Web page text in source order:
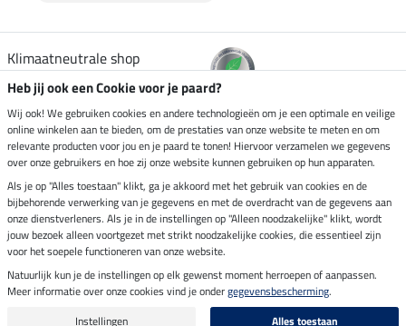
Klimaatneutrale shop
Verzending per
Veilig betalen met
Impressum
Laatste update op 08.08.2026 om 14:33 uur
Alle prijzen in euro's, incl. BTW, excl. verzendkosten.
Heb jij ook een Cookie voor je paard?
Wij ook! We gebruiken cookies en andere technologieën om je een optimale en veilige
online winkelen aan te bieden, om de prestaties van onze website te meten en om
relevante producten voor jou en je paard te tonen! Hiervoor verzamelen we gegevens
over onze gebruikers en hoe zij onze website kunnen gebruiken op hun apparaten.
Als je op "Alles toestaan" klikt, ga je akkoord met het gebruik van cookies en de
bijbehorende verwerking van je gegevens en met de overdracht van de gegevens aan
onze dienstverleners. Als je in de instellingen op "Alleen noodzakelijke" klikt, wordt
jouw bezoek alleen voortgezet met strikt noodzakelijke cookies, die essentieel zijn
voor het soepele functioneren van onze website.
Natuurlijk kun je de instellingen op elk gewenst moment herroepen of aanpassen.
Meer informatie over onze cookies vind je ondergegevensbescherming.
Instellingen
Alles toestaan